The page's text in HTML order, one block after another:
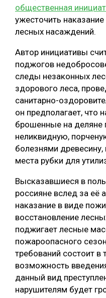
ПРОИЗВОДСТВО
ЦБП
КОМПЛЕКСНАЯ
ДЕРЕВЯННОЕ
СОРТИРОВКА ДРЕВЕСИНЫ
СУШКА ДРЕВЕСИНЫ
МЕБЕЛЬНОЕ ПРОИЗВОДСТВО
общественная
ужесточить
лесных насаждений.
Автор инициативы
поджогов
следы незаконных
здорового леса,
санитарно-
он предполагает, что
брошенные на деляне
неликвидную,
болезнями
места рубки для
Высказавшиеся в
россияне вслед за её
наказание в виде
восстановление
поджигает лесные
пожароопасного
требований состоит
возможность
данный вид
нарушителям будет